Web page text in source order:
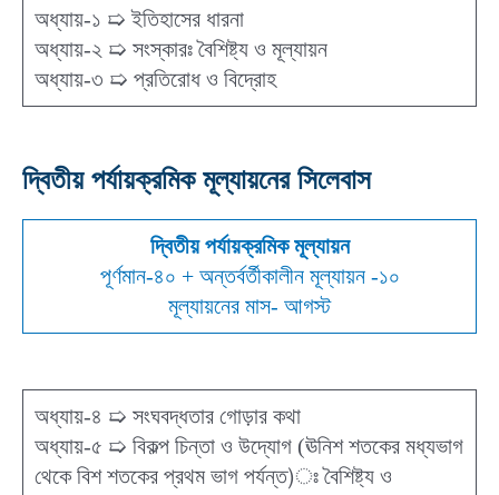
অধ্যায়-১ ➯ ইতিহাসের ধারনা
অধ্যায়-২ ➯ সংস্কারঃ বৈশিষ্ট্য ও মূল্যায়ন
অধ্যায়-৩ ➯ প্রতিরোধ ও বিদ্রোহ
দ্বিতীয় পর্যায়ক্রমিক মূল্যায়নের সিলেবাস
দ্বিতীয় পর্যায়ক্রমিক মূল্যায়ন
পূর্ণমান-৪০ + অন্তর্বর্তীকালীন মূল্যায়ন -১০
মূল্যায়নের মাস- আগস্ট
অধ্যায়-৪ ➯ সংঘবদ্ধতার গোড়ার কথা
অধ্যায়-৫ ➯ বিকল্প চিন্তা ও উদ্যোগ (ঊনিশ শতকের মধ্যভাগ
থেকে বিশ শতকের প্রথম ভাগ পর্যন্ত)ঃ বৈশিষ্ট্য ও